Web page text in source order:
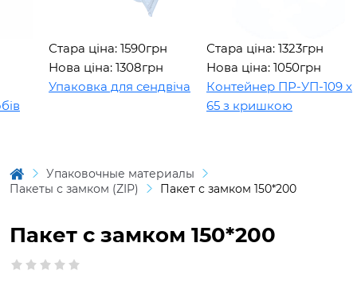
Стара ціна: 1590грн
Нова ціна: 1308грн
Упаковка для сендвіча
Стара ціна: 1323грн
Нова ціна: 1050грн
Контейнер ПР-УП-109 х
65 з кришкою
Упаковочные материалы
Пакеты с замком (ZIP)
Пакет с замком 150*200
Пакет с замком 150*200